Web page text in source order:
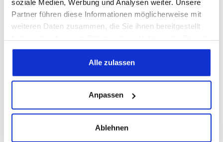
soziale Medien, Werbung und Analysen weiter. Unsere
Partner führen diese Informationen möglicherweise mit
weiteren Daten zusammen, die Sie ihnen bereitgestellt
gesammelt haben.
Alle zulassen
Anpassen
Ablehnen